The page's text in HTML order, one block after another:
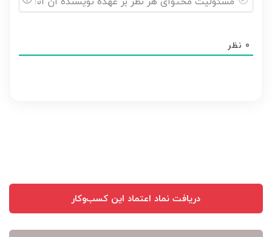
هر
0 نظر
دریافت نماد اعتماد این کسب‌وکار